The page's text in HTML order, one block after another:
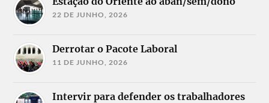
22 DE JUNHO, 2026
Derrotar o Pacote Laboral
11 DE JUNHO, 2026
Intervir para defender os trabalhadores